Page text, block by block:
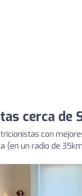
cerca de
con
(en un radio de